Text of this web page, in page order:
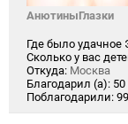
АнютиныГлазки
Где было удачное
Сколько у вас
Откуда: Москва
Благодарил (а): 50
Поблагодарили: